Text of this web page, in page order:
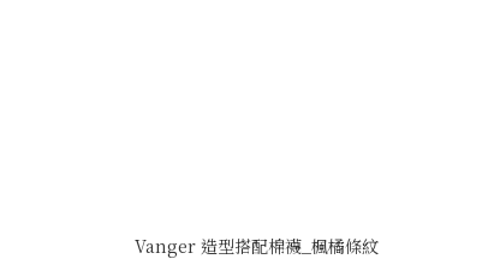
Vanger 造型搭配棉襪_楓橘條紋